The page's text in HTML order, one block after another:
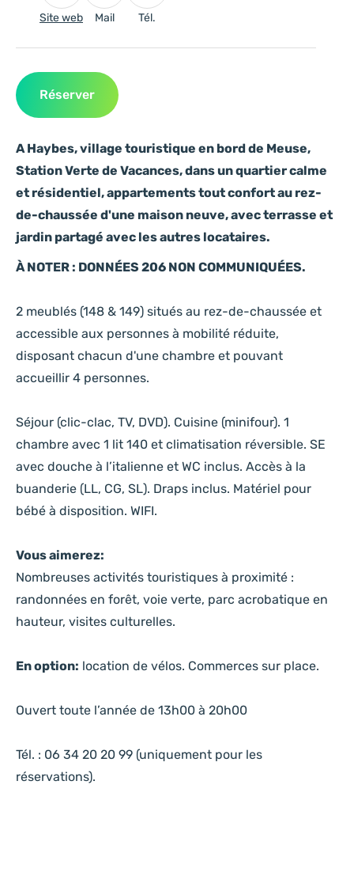
A Haybes, village touristique en bord de Meuse,
Station Verte de Vacances, dans un quartier calme
et résidentiel, appartements tout confort au rez-
de-chaussée d'une maison neuve, avec terrasse et
jardin partagé avec les autres locataires.
À NOTER : DONNÉES 206 NON COMMUNIQUÉES.
2 meublés (148 & 149) situés au rez-de-chaussée et
accessible aux personnes à mobilité réduite,
disposant chacun d'une chambre et pouvant
accueillir 4 personnes.
Séjour (clic-clac, TV, DVD). Cuisine (minifour). 1
chambre avec 1 lit 140 et climatisation réversible. SE
avec douche à l’italienne et WC inclus. Accès à la
buanderie (LL, CG, SL). Draps inclus. Matériel pour
bébé à disposition. WIFI.
Vous aimerez:
Nombreuses activités touristiques à proximité :
randonnées en forêt, voie verte, parc acrobatique en
hauteur, visites culturelles.
En option: location de vélos. Commerces sur place.
Ouvert toute l’année de 13h00 à 20h00
Tél. : 06 34 20 20 99 (uniquement pour les
réservations).
Site web Mail Tél.
Réserver